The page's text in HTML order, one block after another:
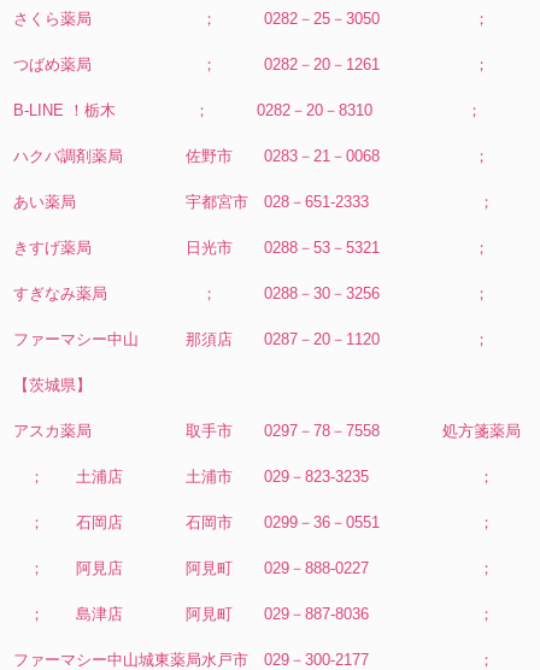
さくら薬局 ； 0282－25－3050 ；
つばめ薬局 ； 0282－20－1261 ；
B-LINE ！栃木 ； 0282－20－8310 ；
ハクバ調剤薬局 佐野市 0283－21－0068 ；
あい薬局 宇都宮市 028－651-2333 ；
きすげ薬局 日光市 0288－53－5321 ；
すぎなみ薬局 ； 0288－30－3256 ；
ファーマシー中山 那須店 0287－20－1120 ；
【茨城県】
アスカ薬局 取手市 0297－78－7558 処方箋薬局
； 土浦店 土浦市 029－823-3235 ；
； 石岡店 石岡市 0299－36－0551 ；
； 阿見店 阿見町 029－888-0227 ；
； 島津店 阿見町 029－887-8036 ；
ファーマシー中山城東薬局水戸市 029－300-2177 ；